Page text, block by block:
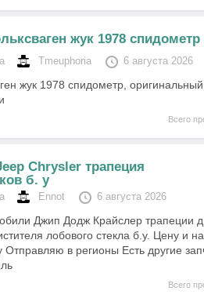
жук 1978 спидометр
Tmeuphoria 6 августа 2026
жук 1978 спидометр,
Всего
Chrysler трапеция
б. у
Ennot 6 августа 2026
Джип Додж Крайслер трапеции
лобового стекла б.у. Цену и
в регионы Есть другие
Всего